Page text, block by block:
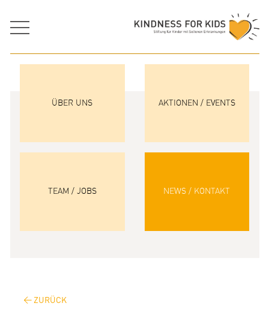
ÜBER UNS AKTIONEN / EVENTS
TEAM / JOBS NEWS / KONTAKT
ZURÜCK